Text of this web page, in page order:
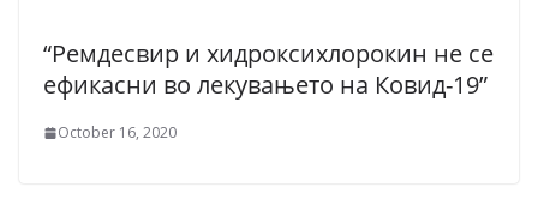
“Ремдесвир и хидроксихлорокин не се
ефикасни во лекувањето на Ковид-19”
October 16, 2020